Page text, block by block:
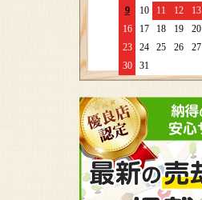
9
10 11 12 13
16
17 18 19 20
23
24 25 26 27
30
31